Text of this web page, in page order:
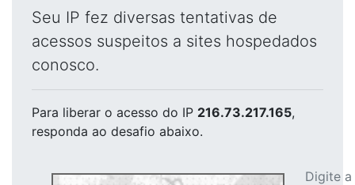
Seu IP fez diversas tentativas de
acessos suspeitos a sites hospedados
conosco.
Para liberar o acesso do IP 216.73.217.165,
responda ao desafio abaixo.
Digite